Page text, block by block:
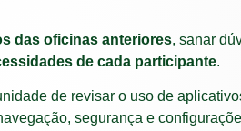
das oficinas anteriores, sanar
de cada participante.
de revisar o uso de
segurança e